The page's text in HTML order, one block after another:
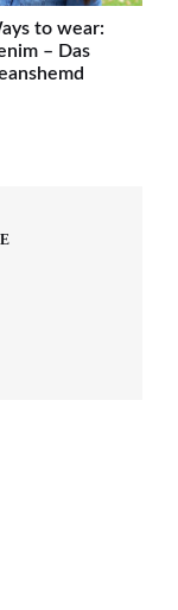
to wear:
– Das